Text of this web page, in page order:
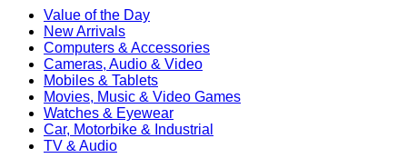
Value of the Day
New Arrivals
Computers & Accessories
Cameras, Audio & Video
Mobiles & Tablets
Movies, Music & Video Games
Watches & Eyewear
Car, Motorbike & Industrial
TV & Audio